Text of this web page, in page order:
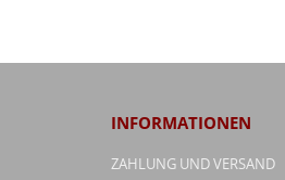
INFORMATIONEN
ZAHLUNG UND VERSAND